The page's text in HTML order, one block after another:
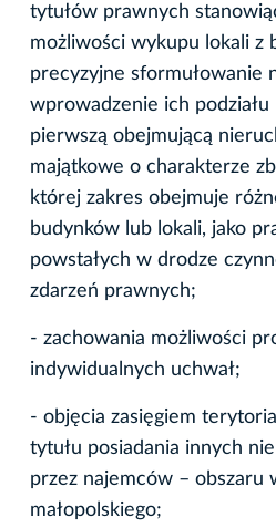
tytułów prawnych
możliwości wykupu lokali z
precyzyjne sformułowanie
wprowadzenie ich
pierwszą obejmującą
majątkowe o charakterze
której zakres obejmuje
budynków lub lokali, jako
powstałych w drodze
zdarzeń prawnych;
- zachowania możliwości
indywidualnych uchwał;
- objęcia zasięgiem
tytułu posiadania innych
przez najemców – obszaru
małopolskiego;